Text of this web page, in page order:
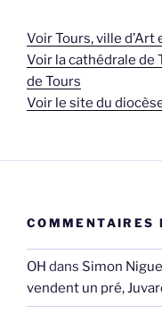
Voir Tours, ville d’Art
Voir la cathédrale de
de Tours
Voir le site du
COMMENTAIRES
OH dans Simon
vendent un pré,